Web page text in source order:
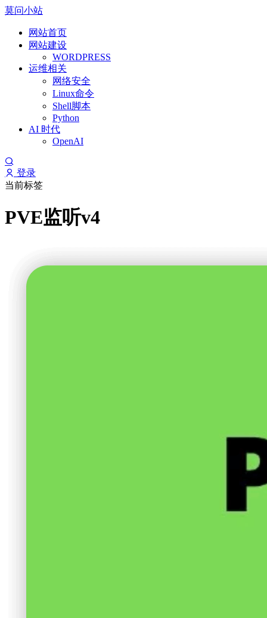
莫问小站
网站首页
网站建设
WORDPRESS
运维相关
网络安全
Linux命令
Shell脚本
Python
AI 时代
OpenAI
登录
当前标签
PVE监听v4